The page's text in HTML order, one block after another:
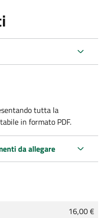
tutta la
in formato PDF.
da allegare
16,00 €